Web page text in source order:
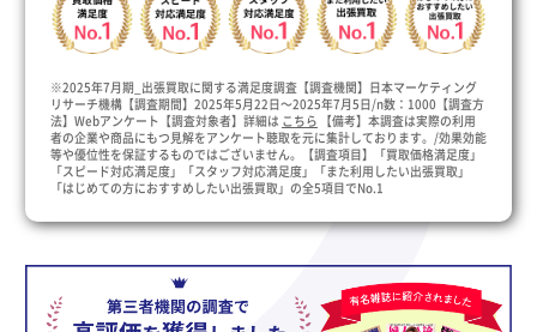
※2025年7月期_出張買取に関する満足度調査【調査機関】日本マーケティング
リサーチ機構【調査期間】2025年5月22日～2025年7月5日/n数：1000【調査方
法】Webアンケート【調査対象者】詳細は こちら
【備考】本調査は実際の利用
者の企業や商品にもつ見解をアンケート聴取を元に集計しております。/効果効能
等や優位性を保証するものではございません。【調査項目】「買取価格満足度」
「スピード対応満足度」「スタッフ対応満足度」「また利用したい出張買取」
「はじめての方におすすめしたい出張買取」の全5項目でNo.1